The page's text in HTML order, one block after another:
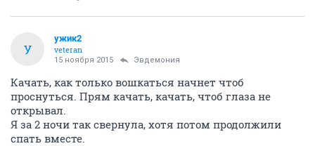
У
ужик2
veteran
15 ноября 2015 Эвдемония
Качать, как только вошкаться начнет чтоб
проснуться. Прям качать, качать, чтоб глаза не
открывал.
Я за 2 ночи так свернула, хотя потом продолжили
спать вместе.